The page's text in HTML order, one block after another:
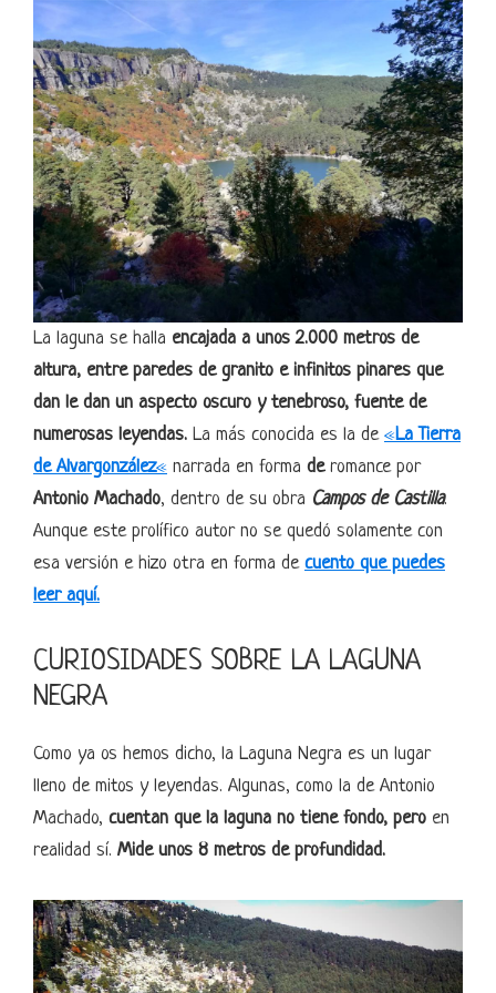
La laguna se halla encajada a unos 2.000 metros de
altura, entre paredes de granito e infinitos pinares que
dan le dan un aspecto oscuro y tenebroso, fuente de
numerosas leyendas. La más conocida es la de «La Tierra
de Alvargonzález« narrada en forma deromance por
Antonio Machado, dentro de su obra Campos de Castilla.
Aunque este prolífico autor no se quedó solamente con
esa versión e hizo otra en forma de cuento que puedes
leer aquí.
CURIOSIDADES SOBRE LA LAGUNA
NEGRA
Como ya os hemos dicho, la Laguna Negra es un lugar
lleno de mitos y leyendas. Algunas, como la de Antonio
Machado, cuentan que la laguna no tiene fondo, pero en
realidad sí. Mide unos 8 metros de profundidad.